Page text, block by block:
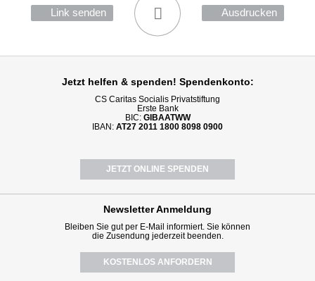
Link senden Ausdrucken
Jetzt helfen & spenden! Spendenkonto:
CS Caritas Socialis Privatstiftung
Erste Bank
BIC: GIBAATWW
IBAN: AT27 2011 1800 8098 0900
JETZT ONLINE SPENDEN
NewsletterAnmeldung
Bleiben Sie gut per E-Mail informiert. Sie können
die Zusendung jederzeit beenden.
KOSTENLOS ANFORDERN